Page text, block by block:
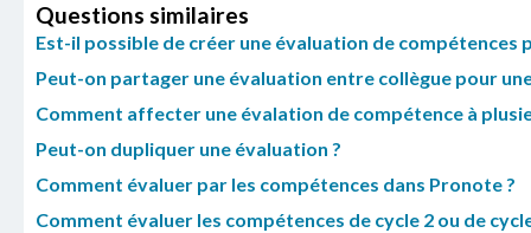
Questions similaires
Est-il possible de créer une évaluation de compétences
Peut-on partager une évaluation entre collègue pour
Comment affecter une évalation de compétence à
Peut-on dupliquer une évaluation ?
Comment évaluer par les compétences dans Pronote ?
Comment évaluer les compétences de cycle 2 ou de